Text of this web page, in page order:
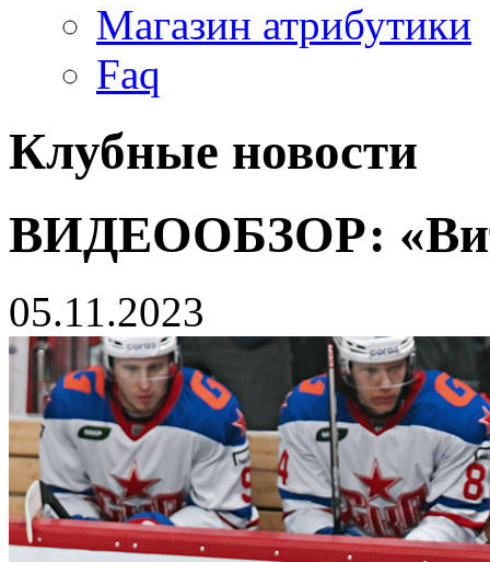
Магазин атрибутики
Faq
Клубные новости
ВИДЕООБЗОР:
05.11.2023